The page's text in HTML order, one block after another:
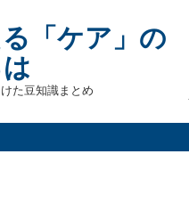
「ケア」の
た豆知識まとめ